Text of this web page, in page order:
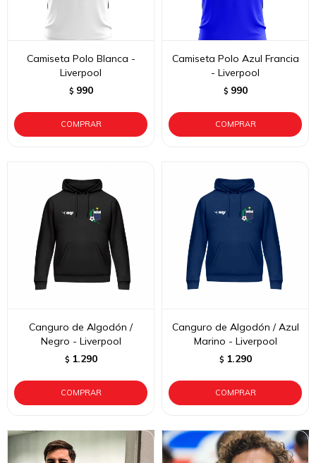
Camiseta Polo Blanca -
Liverpool
$ 990
Camiseta Polo Azul Francia
- Liverpool
$ 990
Canguro de Algodón /
Negro - Liverpool
$ 1.290
Canguro de Algodón / Azul
Marino - Liverpool
$ 1.290